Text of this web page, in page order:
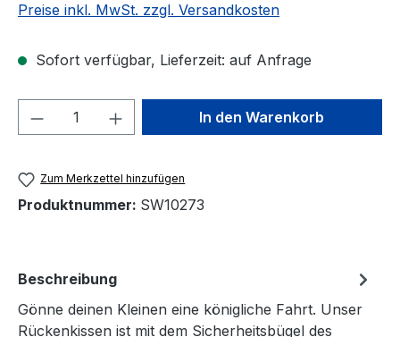
Preise inkl. MwSt. zzgl. Versandkosten
Sofort verfügbar, Lieferzeit: auf Anfrage
Produkt Anzahl: Gib denIn den Warenkorb
Zum Merkzettel hinzufügen
Produktnummer: SW10273
Beschreibung
Gönne deinen Kleinen eine königliche Fahrt. Unser
Rückenkissen ist mit dem Sicherheitsbügel des